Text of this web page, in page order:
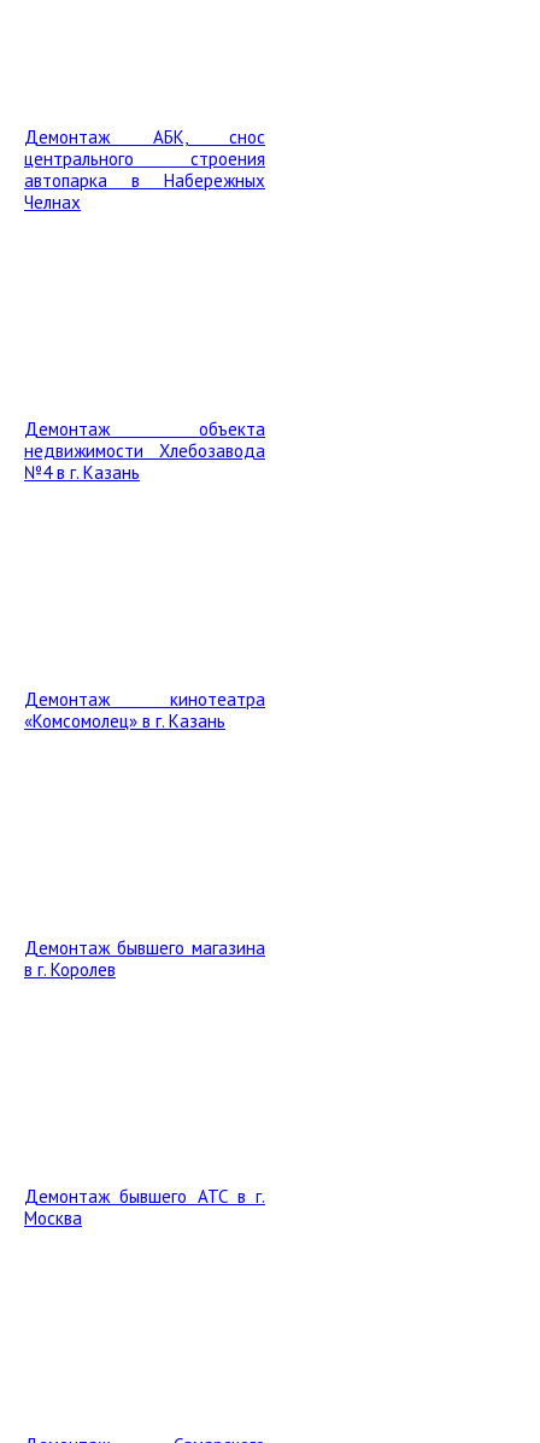
Демонтаж АБК, снос
центрального строения
автопарка в Набережных
Челнах
Демонтаж объекта
недвижимости Хлебозавода
№4 в г. Казань
Демонтаж кинотеатра
«Комсомолец» в г. Казань
Демонтаж бывшего магазина
в г. Королев
Демонтаж бывшего АТС в г.
Москва